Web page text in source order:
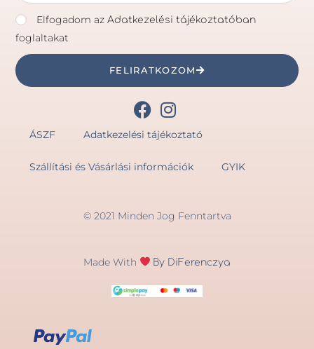
Elfogadom azAdatkezelési tájékoztatóban
foglaltakat
FELIRATKOZOM
ÁSZF Adatkezelési tájékoztató
Szállítási és Vásárlási információk GYIK
© 2021 Minden Jog Fenntartva
Made With By DiFerenczya